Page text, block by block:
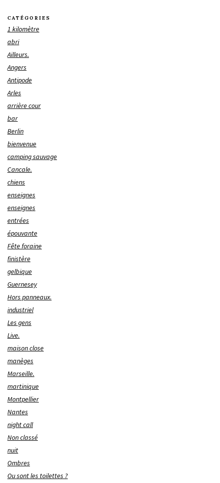
CATÉGORIES
1 kilomètre
abri
Ailleurs.
Angers
Antipode
Arles
arrière cour
bar
Berlin
bienvenue
camping sauvage
Cancale.
chiens
enseignes
enseignes
entrées
épouvante
Fête foraine
finistère
gelbique
Guernesey
Hors panneaux.
industriel
Les gens
Live.
maison close
manèges
Marseille.
martinique
Montpellier
Nantes
night call
Non classé
nuit
Ombres
Ou sont les toilettes ?